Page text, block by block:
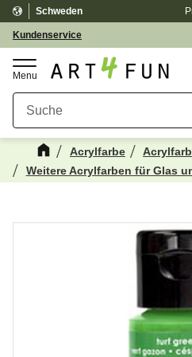
Menü
Kundenservice
Schweden
Acrylfarbe
Weitere Acrylfarben für Glas
intressera